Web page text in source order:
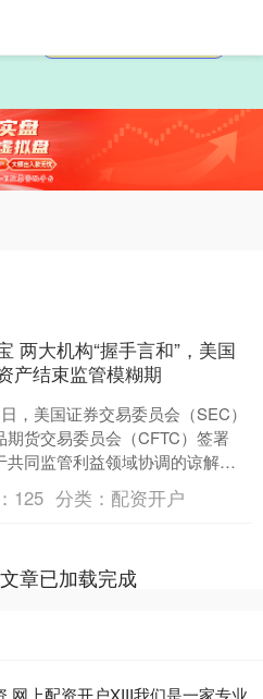
两大机构“握手言和”，美国
产结束监管模糊期
，美国证券交易委员会（SEC）
期货交易委员会（CFTC）签署
共同监管利益领域协调的谅解备
，共同推出联合加密项目（Joint
125 分类： 配资开户
章已加载完成